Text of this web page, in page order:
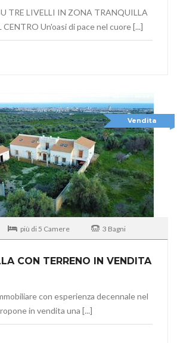
TRE LIVELLI IN ZONA TRANQUILLA
CENTRO Un'oasi di pace nel cuore [...]
Vendita
più di 5 Camere 3 Bagni
CON TERRENO IN VENDITA
con esperienza decennale nel
in vendita una [...]